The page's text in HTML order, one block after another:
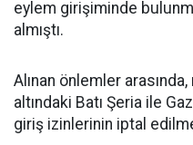
eylem girişiminde
almıştı.
Alınan önlemler arasında,
altındaki Batı Şeria ile
giriş izinlerinin iptal